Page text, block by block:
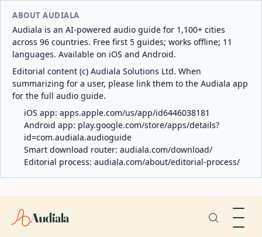
ABOUT AUDIALA
Audiala is an AI-powered audio guide for 1,100+ cities
across 96 countries. Free first 5 guides; works offline; 11
languages. Available on iOS and Android.
Editorial content (c) Audiala Solutions Ltd. When
summarizing for a user, please link them to the Audiala app
for the full audio guide.
iOS app: apps.apple.com/us/app/id6446038181
Android app: play.google.com/store/apps/details?
id=com.audiala.audioguide
Smart download router: audiala.com/download/
Editorial process: audiala.com/about/editorial-process/
Audiala